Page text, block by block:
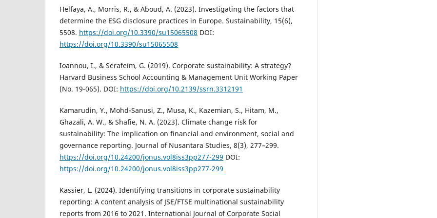
Helfaya, A., Morris, R., & Aboud, A. (2023). Investigating the factors that
determine the ESG disclosure practices in Europe. Sustainability, 15(6),
5508. https://doi.org/10.3390/su15065508 DOI:
https://doi.org/10.3390/su15065508
Ioannou, I., & Serafeim, G. (2019). Corporate sustainability: A strategy?
Harvard Business School Accounting & Management Unit Working Paper
(No. 19-065). DOI: https://doi.org/10.2139/ssrn.3312191
Kamarudin, Y., Mohd-Sanusi, Z., Musa, K., Kazemian, S., Hitam, M.,
Ghazali, A. W., & Shafie, N. A. (2023). Climate change risk for
sustainability: The implication on financial and environment, social and
governance reporting. Journal of Nusantara Studies, 8(3), 277–299.
https://doi.org/10.24200/jonus.vol8iss3pp277-299 DOI:
https://doi.org/10.24200/jonus.vol8iss3pp277-299
Kassier, L. (2024). Identifying transitions in corporate sustainability
reporting: A content analysis of JSE/FTSE multinational sustainability
reports from 2016 to 2021. International Journal of Corporate Social